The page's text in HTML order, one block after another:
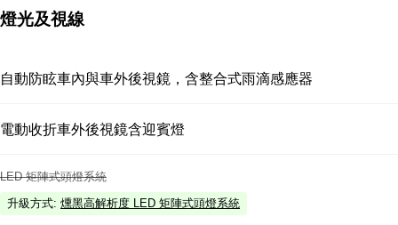
燈光及視線
自動防眩車內與車外後視鏡，含整合式雨滴感應器
電動收折車外後視鏡含迎賓燈
LED 矩陣式頭燈系統
升級方式: 燻黑高解析度 LED 矩陣式頭燈系統